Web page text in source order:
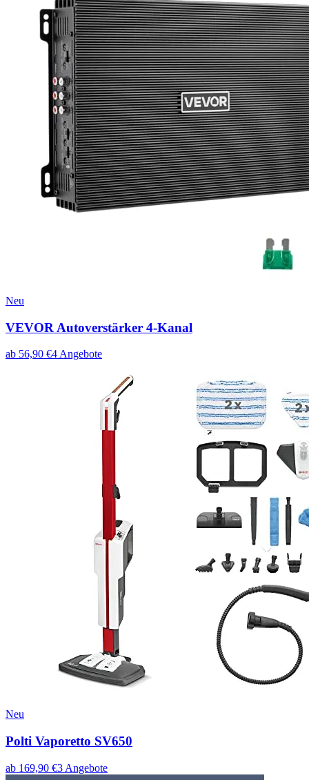
Neu
VEVOR Autoverstärker 4-Kanal
ab 56,90 €4 Angebote
Neu
Polti Vaporetto SV650
ab 169,90 €3 Angebote